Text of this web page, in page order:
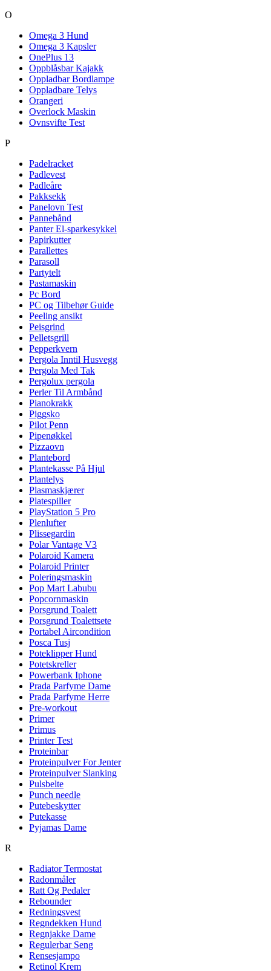
O
Omega 3 Hund
Omega 3 Kapsler
OnePlus 13
Oppblåsbar Kajakk
Oppladbar Bordlampe
Oppladbare Telys
Orangeri
Overlock Maskin
Ovnsvifte Test
P
Padelracket
Padlevest
Padleåre
Pakksekk
Panelovn Test
Pannebånd
Panter El-sparkesykkel
Papirkutter
Parallettes
Parasoll
Partytelt
Pastamaskin
Pc Bord
PC og Tilbehør Guide
Peeling ansikt
Peisgrind
Pelletsgrill
Pepperkvern
Pergola Inntil Husvegg
Pergola Med Tak
Pergolux pergola
Perler Til Armbånd
Pianokrakk
Piggsko
Pilot Penn
Pipenøkkel
Pizzaovn
Plantebord
Plantekasse På Hjul
Plantelys
Plasmaskjærer
Platespiller
PlayStation 5 Pro
Plenlufter
Plissegardin
Polar Vantage V3
Polaroid Kamera
Polaroid Printer
Poleringsmaskin
Pop Mart Labubu
Popcornmaskin
Porsgrund Toalett
Porsgrund Toalettsete
Portabel Aircondition
Posca Tusj
Poteklipper Hund
Potetskreller
Powerbank Iphone
Prada Parfyme Dame
Prada Parfyme Herre
Pre-workout
Primer
Primus
Printer Test
Proteinbar
Proteinpulver For Jenter
Proteinpulver Slanking
Pulsbelte
Punch needle
Putebeskytter
Putekasse
Pyjamas Dame
R
Radiator Termostat
Radonmåler
Ratt Og Pedaler
Rebounder
Redningsvest
Regndekken Hund
Regnjakke Dame
Regulerbar Seng
Rensesjampo
Retinol Krem